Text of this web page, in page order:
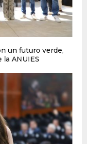
un futuro verde,
ANUIES